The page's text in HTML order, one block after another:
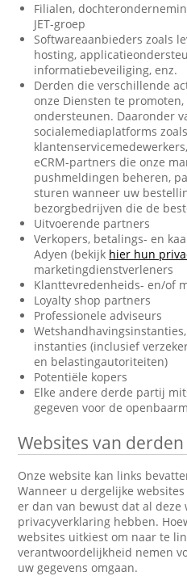
Filialen,
JET-groep
Softwareaanbieders zoals
hosting,
informatiebeveiliging, enz.
Derden die verschillende
onze Diensten te
ondersteunen. Daaronder
socialemediaplatforms
eCRM-partners die onze
pushmeldingen beheren,
sturen wanneer uw
bezorgbedrijven die de
Uitvoerende partners
Verkopers, betalings- en
Adyen (bekijk hier hun
marketingdienstverleners
Klanttevredenheids- en/of
Loyalty shop partners
Professionele adviseurs
instanties (inclusief
en belastingautoriteiten)
Potentiële kopers
Elke andere derde partij
gegeven voor de
Websites van derden
Onze website kan links
Wanneer u dergelijke
er dan van bewust dat al deze
privacyverklaring hebben.
websites uitkiest om naar te
verantwoordelijkheid nemen
uw gegevens omgaan.